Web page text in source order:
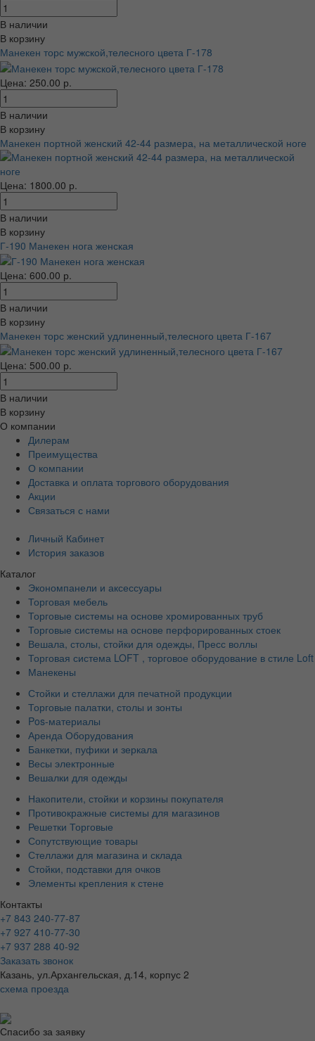
В наличии
В корзину
Манекен торс мужской,телесного цвета Г-178
Цена: 250.00 р.
В наличии
В корзину
Манекен портной женский 42-44 размера, на металлической ноге
Цена: 1800.00 р.
В наличии
В корзину
Г-190 Манекен нога женская
Цена: 600.00 р.
В наличии
В корзину
Манекен торс женский удлиненный,телесного цвета Г-167
Цена: 500.00 р.
В наличии
В корзину
О компании
Дилерам
Преимущества
О компании
Доставка и оплата торгового оборудования
Акции
Связаться с нами
Личный Кабинет
История заказов
Каталог
Экономпанели и аксессуары
Торговая мебель
Торговые системы на основе хромированных труб
Торговые системы на основе перфорированных стоек
Вешала, столы, стойки для одежды, Пресс воллы
Торговая система LOFT , торговое оборудование в стиле Loft
Манекены
Стойки и стеллажи для печатной продукции
Торговые палатки, столы и зонты
Pos-материалы
Аренда Оборудования
Банкетки, пуфики и зеркала
Весы электронные
Вешалки для одежды
Накопители, стойки и корзины покупателя
Противокражные системы для магазинов
Решетки Торговые
Сопутствующие товары
Стеллажи для магазина и склада
Стойки, подставки для очков
Элементы крепления к стене
Контакты
+7 843 240-77-87
+7 927 410-77-30
+7 937 288 40-92
Заказать звонок
Казань, ул.Архангельская, д.14, корпус 2
схема проезда
Спасибо за заявку